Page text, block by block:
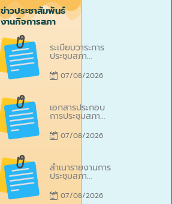
ข่าวประชาสัมพันธ์
งานกิจการสภา
ระเบียบวาระการ
ประชุมสภา
เทศบาลตำบลไผ่
สมัยสามัญ สมัย
ที่ 3 ประจำปี
สิงหาคม 2569
ณ ห้องประชุม
เทศบาลตำบลไผ่
เป็นวันที่สองของ
สมัยประชุม
on
07/08/2026
เอกสารประกอบ
การประชุมสภา
เทศบาลตำบลไผ่
ในการประชุมสภา
เทศบาล ฯ สมัย
2569 เมื่อวันที่
5 สิงหาคม
2569 ณ ห้อง
ประชุมเทศบาล
ตำบลไผ่ เป็นวัน
on
07/08/2026
สำเนารายงานการ
ประชุมสภา
เทศบาลตำบลไผ่
ในการประชุมสภา
เทศบาล ฯ สมัย
on
07/08/2026